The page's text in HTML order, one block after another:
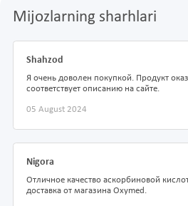
Mijozlarning sharhlari
Shahzod
Я очень доволен покупкой. Продукт
соответствует описанию на сайте.
05 August 2024
Nigora
Отличное качество аскорбиновой
доставка от магазина Oxymed.